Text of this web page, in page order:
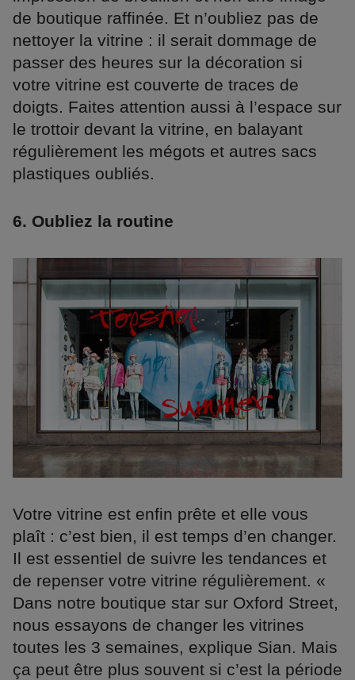
de boutique raffinée. Et n’oubliez pas de
nettoyer la vitrine : il serait dommage de
passer des heures sur la décoration si
votre vitrine est couverte de traces de
doigts. Faites attention aussi à l’espace sur
le trottoir devant la vitrine, en balayant
régulièrement les mégots et autres sacs
plastiques oubliés.
6. Oubliez la routine
Votre vitrine est enfin prête et elle vous
plaît : c’est bien, il est temps d’en changer.
Il est essentiel de suivre les tendances et
de repenser votre vitrine régulièrement. «
Dans notre boutique star sur Oxford Street,
nous essayons de changer les vitrines
toutes les 3 semaines, explique Sian. Mais
ça peut être plus souvent si c’est la période